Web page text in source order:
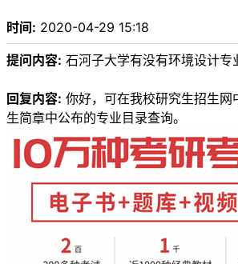
时间: 2020-04-29 15:18
提问内容: 石河子大学有没有环境设计专
回复内容: 你好，可在我校研究生招生
生简章中公布的专业目录查询。